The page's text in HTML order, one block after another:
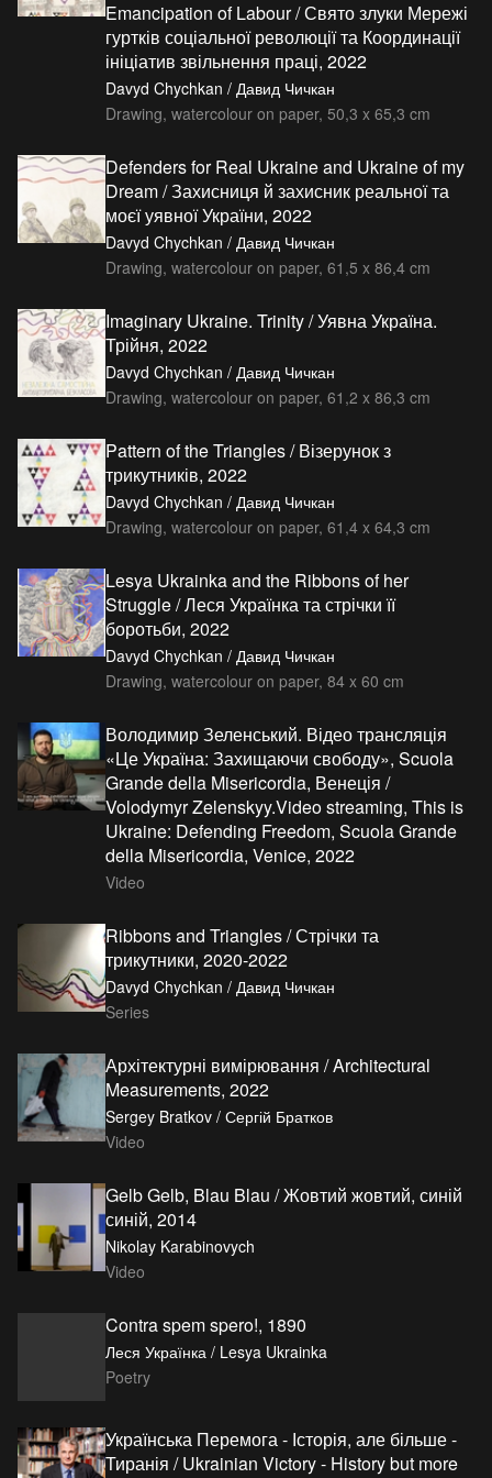
Emancipation of Labour / Свято злуки Мережі
гуртків соціальної революції та Координації
ініціатив звільнення праці, 2022
Davyd Chychkan / Давид Чичкан
Drawing, watercolour on paper, 50,3 x 65,3 cm
Defenders for Real Ukraine and Ukraine of my
Dream / Захисниця й захисник реальної та
моєї уявної України, 2022
Davyd Chychkan / Давид Чичкан
Drawing, watercolour on paper, 61,5 x 86,4 cm
Imaginary Ukraine. Trinity / Уявна Україна.
Трійня, 2022
Davyd Chychkan / Давид Чичкан
Drawing, watercolour on paper, 61,2 x 86,3 cm
Pattern of the Triangles / Візерунок з
трикутників, 2022
Davyd Chychkan / Давид Чичкан
Drawing, watercolour on paper, 61,4 x 64,3 cm
Lesya Ukrainka and the Ribbons of her
Struggle / Леся Українка та стрічки її
боротьби, 2022
Davyd Chychkan / Давид Чичкан
Drawing, watercolour on paper, 84 x 60 cm
Володимир Зеленський. Відео трансляція
«Це Україна: Захищаючи свободу», Scuola
Grande della Misericordia, Венеція /
Volodymyr Zelenskyy.Video streaming, This is
Ukraine: Defending Freedom, Scuola Grande
della Misericordia, Venice, 2022
Video
Ribbons and Triangles / Стрічки та
трикутники, 2020-2022
Davyd Chychkan / Давид Чичкан
Series
Архітектурні вимірювання / Architectural
Measurements, 2022
Sergey Bratkov / Сергій Братков
Video
Gelb Gelb, Blau Blau / Жовтий жовтий, синій
синій, 2014
Nikolay Karabinovych
Video
Contra spem spero!, 1890
Леся Українка / Lesya Ukrainka
Poetry
Українська Перемога - Історія, але більше -
Тиранія / Ukrainian Victory - History but more